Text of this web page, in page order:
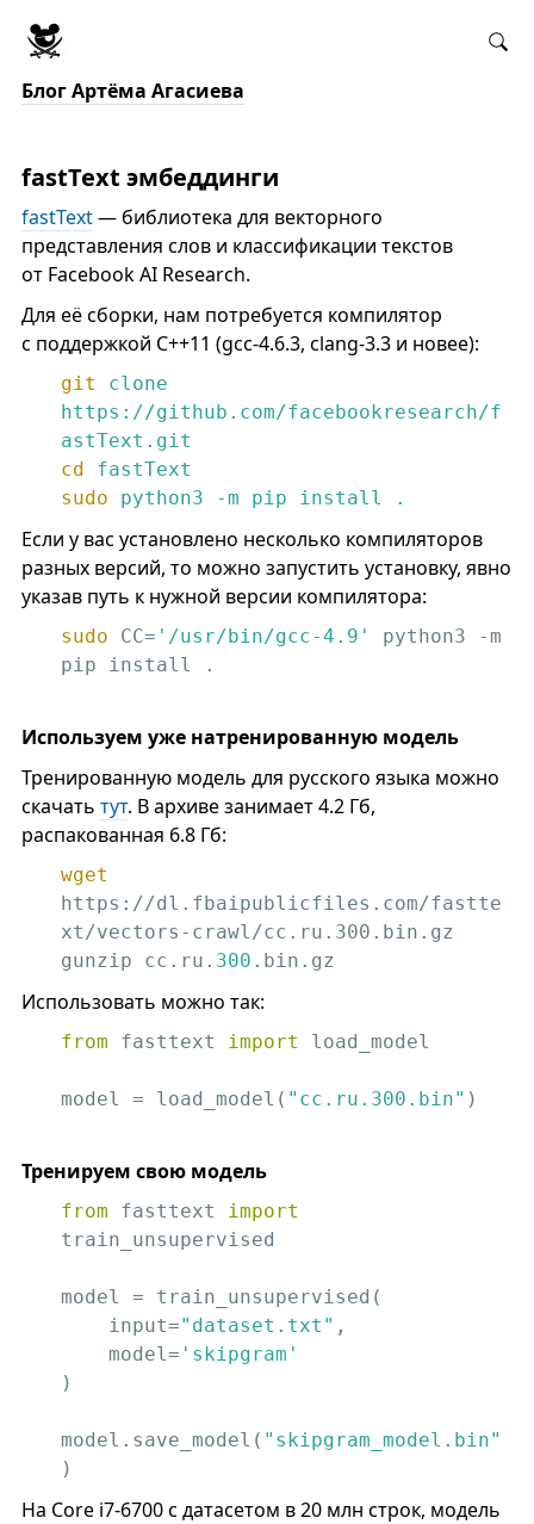
Блог Артёма Агасиева
fastText эмбеддинги
fastText— библиотека для векторного
представления слов и классификации текстов
от Facebook AI Research.
Для её сборки, нам потребуется компилятор
с поддержкой C++11 (gcc-4.6.3, clang-3.3 и новее):
git
clone
https://github.com/facebookresearch/f
astText.git
cd
fastText
sudo
python3 -m pip install .
Если у вас установлено несколько компиляторов
разных версий, то можно запустить установку, явно
указав путь к нужной версии компилятора:
sudo CC= '/usr/bin/gcc-4.9'
python3 -m
pip install .
Используем уже натренированную модель
Тренированную модель для русского языка можно
скачать тут. В архиве занимает 4.2 Гб,
распакованная 6.8 Гб:
wget
https://dl.fbaipublicfiles.com/fastte
xt/vectors-crawl/cc.ru.300.bin.gz
gunzip cc.ru. 300 .bin.gz
Использовать можно так:
from fasttext import load_model
model = load_model( "cc.ru.300.bin" )
Тренируем свою модель
from fasttext import
train_unsupervised
model = train_unsupervised(
    input=
"dataset.txt" ,
    model=
'skipgram'
)
model.save_model( "skipgram_model.bin"
)
На Core i7-6700 с датасетом в 20 млн строк, модель